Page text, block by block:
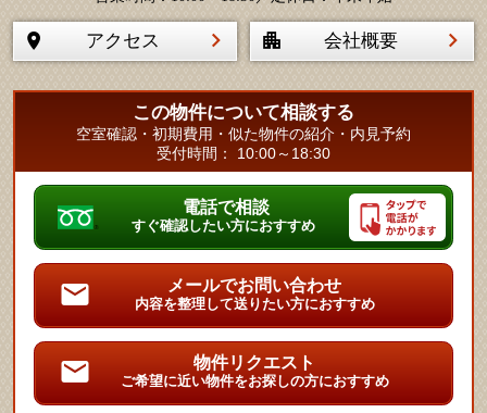
アクセス 会社概要
この物件について相談する
空室確認・初期費用・似た物件の紹介・内見予約
受付時間： 10:00～18:30
電話で相談
すぐ確認したい方におすすめ
メールでお問い合わせ
内容を整理して送りたい方におすすめ
物件リクエスト
ご希望に近い物件をお探しの方におすすめ